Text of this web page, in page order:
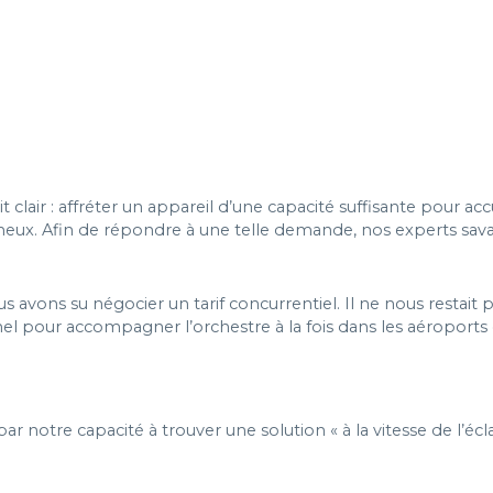
clair : affréter un appareil d’une capacité suffisante pour
Afin de répondre à une telle demande, nos experts
avons su négocier un tarif concurrentiel. Il ne nous restait
pour accompagner l’orchestre à la fois dans les
notre capacité à trouver une solution « à la vitesse de